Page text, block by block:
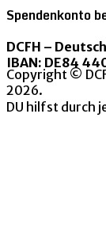
Spendenkonto
DCFH –
IBAN: DE84
Copyright ©
2026.
DU hilfst durch